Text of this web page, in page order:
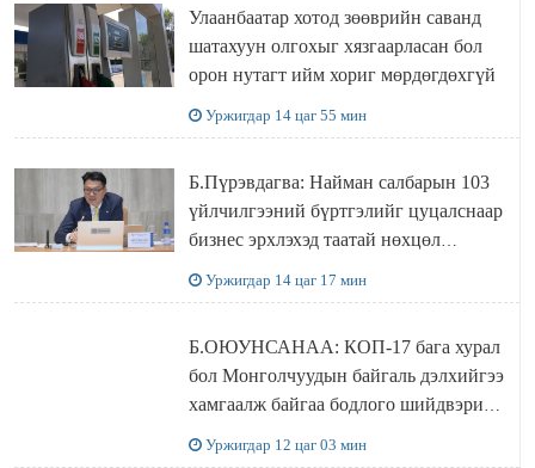
Улаанбаатар хотод зөөврийн саванд
шатахуун олгохыг хязгаарласан бол
орон нутагт ийм хориг мөрдөгдөхгүй
Уржигдар 14 цаг 55 мин
Б.Пүрэвдагва: Найман салбарын 103
үйлчилгээний бүртгэлийг цуцалснаар
бизнес эрхлэхэд таатай нөхцөл
Уржигдар 14 цаг 17 мин
Б.ОЮУНСАНАА: КОП-17 бага хурал
бол Монголчуудын байгаль дэлхийгээ
хамгаалж байгаа бодлого шийдвэрийг
Уржигдар 12 цаг 03 мин